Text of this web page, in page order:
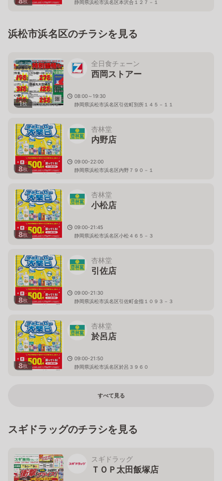
静岡県浜松市浜名区本沢合１２７－１
浜松市浜名区のチラシを見る
1枚
全日食チェーン
西岡ストアー
08:00～19:30
静岡県浜松市浜名区引佐町別所１４５－１１
8枚
杏林堂
内野店
09:00-22:00
静岡県浜松市浜名区内野７９０－１
8枚
杏林堂
小松店
09:00-21:45
静岡県浜松市浜名区小松４６５－３
8枚
杏林堂
引佐店
09:00-21:30
静岡県浜松市浜名区引佐町金指１０９３－３
8枚
杏林堂
於呂店
09:00-21:50
静岡県浜松市浜名区於呂３９６０
すべて見る
スギドラッグのチラシを見る
スギドラッグ
ＴＯＰ太田飯塚店